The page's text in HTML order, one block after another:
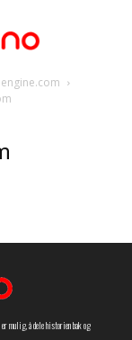
er mulig, å dele historien bak og